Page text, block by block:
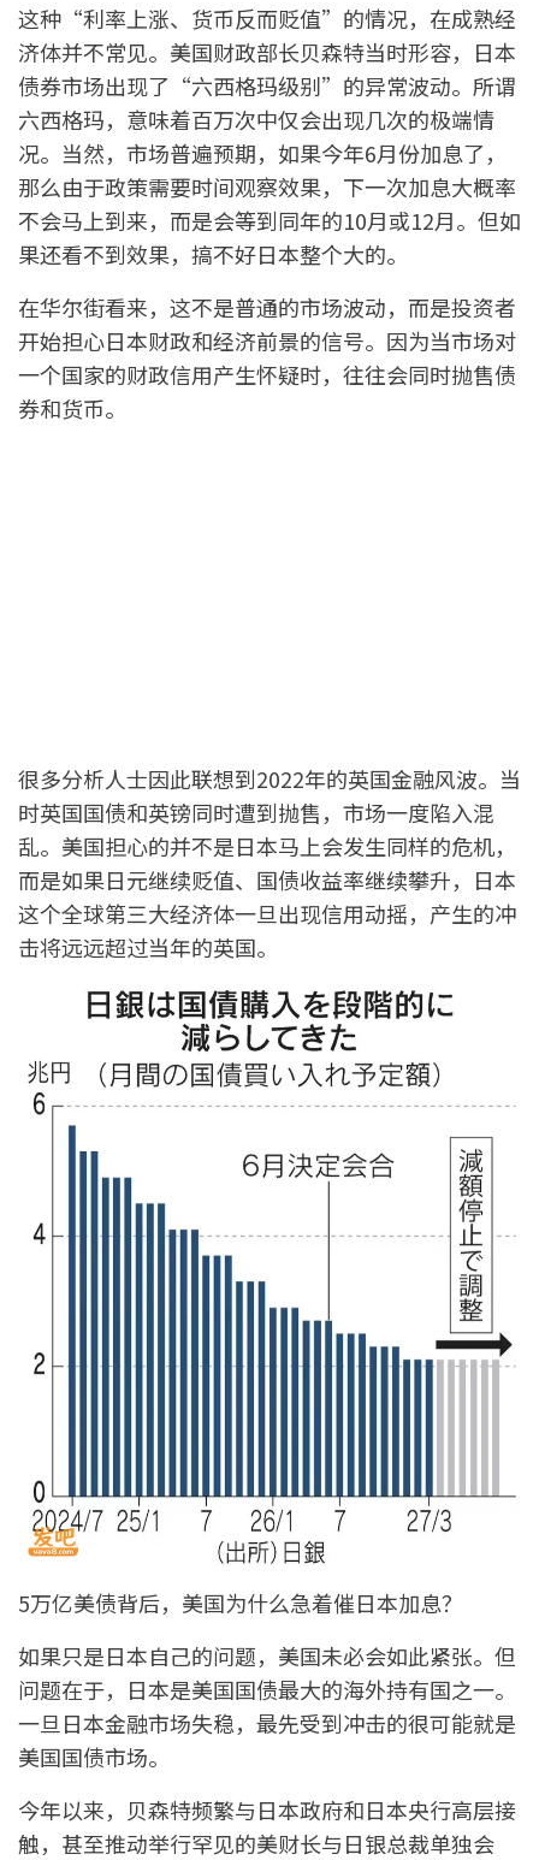
这种“利率上涨、货币反而贬值”的情况，在成熟经
济体并不常见。美国财政部长贝森特当时形容，日本
债券市场出现了“六西格玛级别”的异常波动。所谓
六西格玛，意味着百万次中仅会出现几次的极端情
况。当然，市场普遍预期，如果今年6月份加息了，
那么由于政策需要时间观察效果，下一次加息大概率
不会马上到来，而是会等到同年的10月或12月。但如
果还看不到效果，搞不好日本整个大的。
在华尔街看来，这不是普通的市场波动，而是投资者
开始担心日本财政和经济前景的信号。因为当市场对
一个国家的财政信用产生怀疑时，往往会同时抛售债
券和货币。
很多分析人士因此联想到2022年的英国金融风波。当
时英国国债和英镑同时遭到抛售，市场一度陷入混
乱。美国担心的并不是日本马上会发生同样的危机，
而是如果日元继续贬值、国债收益率继续攀升，日本
这个全球第三大经济体一旦出现信用动摇，产生的冲
击将远远超过当年的英国。
5万亿美债背后，美国为什么急着催日本加息？
如果只是日本自己的问题，美国未必会如此紧张。但
问题在于，日本是美国国债最大的海外持有国之一。
一旦日本金融市场失稳，最先受到冲击的很可能就是
美国国债市场。
今年以来，贝森特频繁与日本政府和日本央行高层接
触，甚至推动举行罕见的美财长与日银总裁单独会